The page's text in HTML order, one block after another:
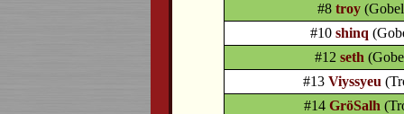
#8troy
#10 shinq
#12 seth
#13 Viyssyeu
#14 GröSalh